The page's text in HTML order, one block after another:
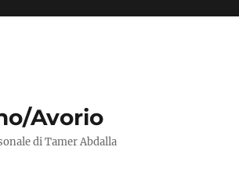
Avorio
di Tamer Abdalla